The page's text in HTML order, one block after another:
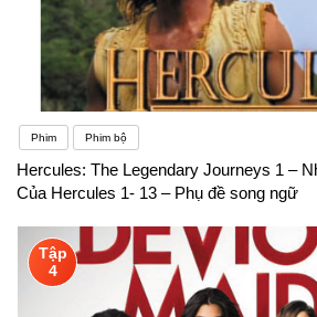
Phim Phim bộ
Hercules: The Legendary Journeys 1 –
Của Hercules 1- 13 – Phụ đề song ngữ
Tập
4